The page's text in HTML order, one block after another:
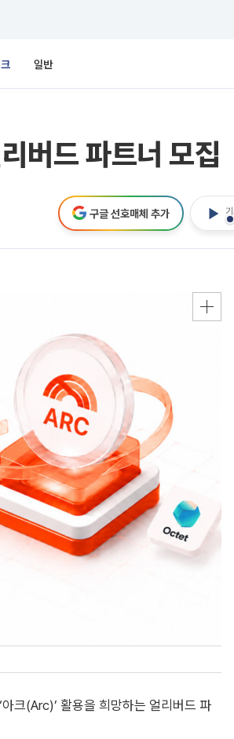
일반
버드 파트너 모집
구글 선호매체 추가
크(Arc)’ 활용을 희망하는 얼리버드 파